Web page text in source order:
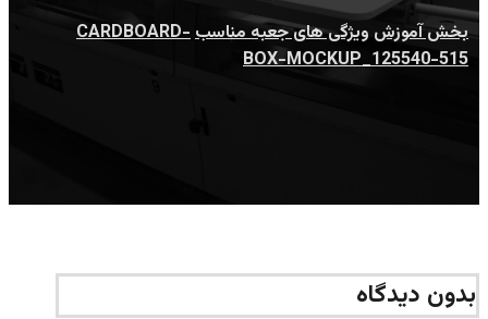
بخش آموزش ویژگی های جعبه مناسبCARDBOARD-
BOX-MOCKUP_125540-515
بدون دیدگاه